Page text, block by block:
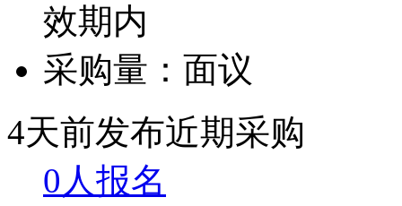
效期内
采购量： 面议
4天前发布近期采购
0人报名